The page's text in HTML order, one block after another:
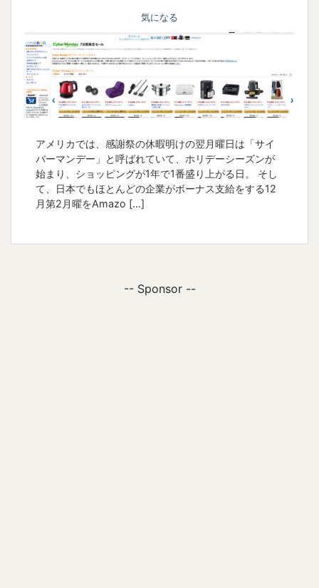
気になる
アメリカでは、感謝祭の休暇明けの翌月曜日は「サイ
バーマンデー」と呼ばれていて、ホリデーシーズンが
始まり、ショッピングが1年で1番盛り上がる日。 そし
て、日本でもほとんどの企業がボーナス支給をする12
月第2月曜をAmazo […]
-- Sponsor --